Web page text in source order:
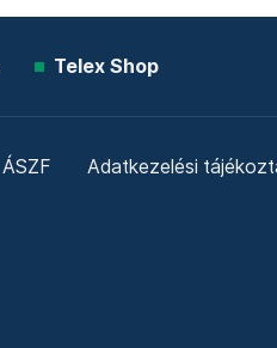
Telex Shop
ÁSZF Adatkezelési